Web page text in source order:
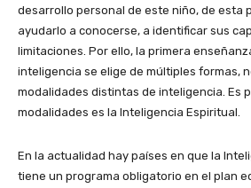
desarrollo personal de este niño, de esta
ayudarlo a conocerse, a identificar sus
limitaciones. Por ello, la primera
inteligencia se elige de múltiples formas,
modalidades distintas de inteligencia. Es
modalidades es la Inteligencia Espiritual.
En la actualidad hay países en que la
tiene un programa obligatorio en el plan